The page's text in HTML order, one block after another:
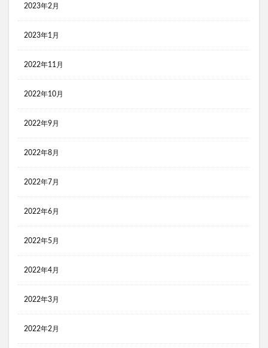
2023年2月
2023年1月
2022年11月
2022年10月
2022年9月
2022年8月
2022年7月
2022年6月
2022年5月
2022年4月
2022年3月
2022年2月